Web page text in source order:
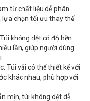
từ chất liệu dễ phân
lựa chọn tối ưu thay thế
không dệt có độ bền
lần, giúp người dùng
Túi vải có thể thiết kế với
khác nhau, phù hợp với
mịn, túi không dệt dễ